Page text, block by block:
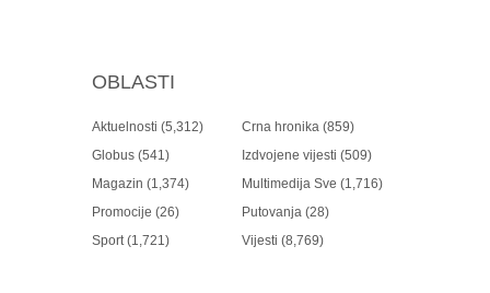
OBLASTI
Aktuelnosti (5,312) Crna hronika (859)
Globus (541) Izdvojene vijesti (509)
Magazin (1,374) Multimedija Sve (1,716)
Promocije (26) Putovanja (28)
Sport(1,721) Vijesti (8,769)